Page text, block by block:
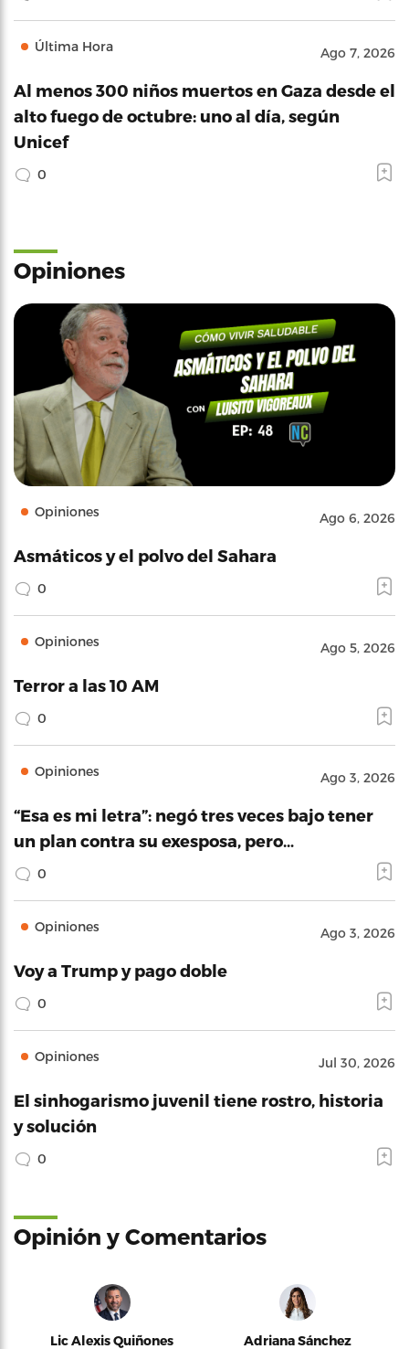
Última Hora Ago 7, 2026
Al menos 300 niños muertos en Gaza desde el
alto fuego de octubre: uno al día, según
Unicef
0
Opiniones
Opiniones Ago 6, 2026
Asmáticos y el polvo del Sahara
0
Opiniones Ago 5, 2026
Terror a las 10 AM
0
Opiniones Ago 3, 2026
“Esa es mi letra”: negó tres veces bajo tener
un plan contra su exesposa, pero…
0
Opiniones Ago 3, 2026
Voy a Trump y pago doble
0
Opiniones Jul 30, 2026
El sinhogarismo juvenil tiene rostro, historia
y solución
0
Opinión y Comentarios
Lic Alexis Quiñones Adriana Sánchez